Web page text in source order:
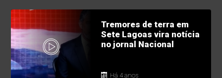
Tremores de terra em
Sete Lagoas vira notícia
no jornal Nacional
Há 4 anos